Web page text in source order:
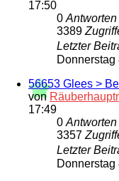
17:50
0 Antworten
3389
Letzter
Donnerstag
56653 Glees >
von
17:49
0 Antworten
3357
Letzter
Donnerstag